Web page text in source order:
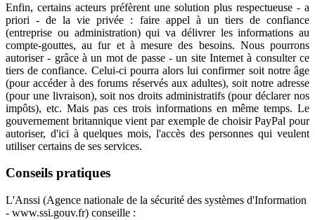
Enfin, certains acteurs préfèrent une solution plus respectueuse - a
priori - de la vie privée : faire appel à un tiers de confiance
(entreprise ou administration) qui va délivrer les informations au
compte-gouttes, au fur et à mesure des besoins. Nous pourrons
autoriser - grâce à un mot de passe - un site Internet à consulter ce
tiers de confiance. Celui-ci pourra alors lui confirmer soit notre âge
(pour accéder à des forums réservés aux adultes), soit notre adresse
(pour une livraison), soit nos droits administratifs (pour déclarer nos
impôts), etc. Mais pas ces trois informations en même temps. Le
gouvernement britannique vient par exemple de choisir PayPal pour
autoriser, d'ici à quelques mois, l'accès des personnes qui veulent
utiliser certains de ses services.
Conseils pratiques
L'Anssi (Agence nationale de la sécurité des systèmes d'Information
- www.ssi.gouv.fr) conseille :